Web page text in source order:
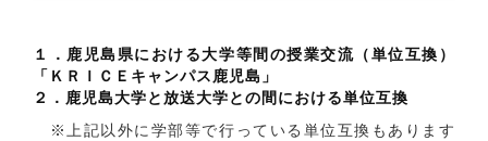
１． 鹿児島県における大学等間の授業交流（単位互換）
「ＫＲＩＣＥキャンパス鹿児島 」
２．鹿児島大学と放送大学との間における単位互換
※上記以外に学部等で行っている単位互換もあります